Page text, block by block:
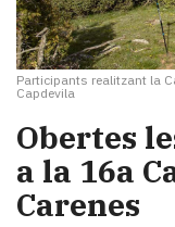
Participants realitzant la
Capdevila
Obertes
a la 16a
Carenes